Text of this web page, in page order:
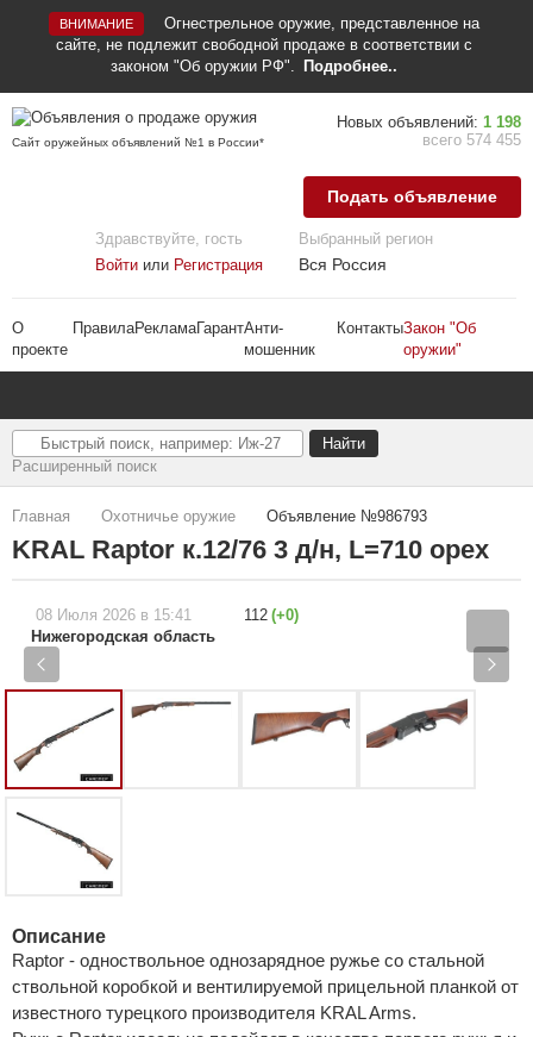
ВНИМАНИЕ
Огнестрельное оружие, представленное на
сайте, не подлежит свободной продаже в соответствии с
законом "Об оружии РФ".
Подробнее..
Сайт оружейных объявлений №1 в России*
Здравствуйте, гость
Войти или Регистрация
Выбранный регион
Вся Россия
О
проекте
ПравилаРекламаГарантАнти-
мошенник
КонтактыЗакон "Об
оружии"
Новых объявлений: 1 198
всего 574 455
Подать объявление
Расширенный поиск
Главная Охотничье оружие Объявление №986793
KRAL Raptor к.12/76 3 д/н, L=710 орех
08 Июля 2026 в 15:41 112 (+0)
Нижегородская область
Описание
Raptor - одноствольное однозарядное ружье со стальной
ствольной коробкой и вентилируемой прицельной планкой от
известного турецкого производителя KRAL Arms.